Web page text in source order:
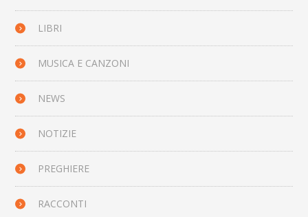
LIBRI
MUSICA E CANZONI
NEWS
NOTIZIE
PREGHIERE
RACCONTI